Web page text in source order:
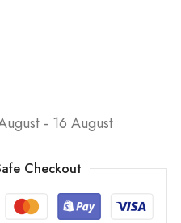
- 16 August
Checkout